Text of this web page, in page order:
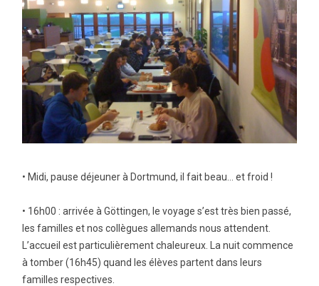
• Midi, pause déjeuner à Dortmund, il fait beau… et froid !
• 16h00 : arrivée à Göttingen, le voyage s’est très bien passé,
les familles et nos collègues allemands nous attendent.
L’accueil est particulièrement chaleureux. La nuit commence
à tomber (16h45) quand les élèves partent dans leurs
familles respectives.